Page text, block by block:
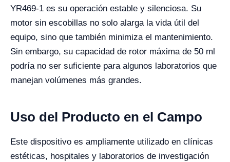
YR469-1 es su operación estable y silenciosa. Su
motor sin escobillas no solo alarga la vida útil del
equipo, sino que también minimiza el mantenimiento.
Sin embargo, su capacidad de rotor máxima de 50 ml
podría no ser suficiente para algunos laboratorios que
manejan volúmenes más grandes.
Uso del Producto en el Campo
Este dispositivo es ampliamente utilizado en clínicas
estéticas, hospitales y laboratorios de investigación